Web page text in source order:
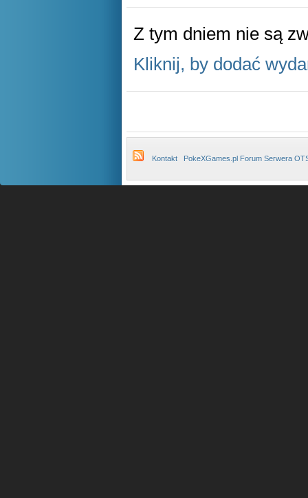
Z tym dniem nie są
Kliknij, by dodać
Kontakt PokeXGames.pl Forum Serwera